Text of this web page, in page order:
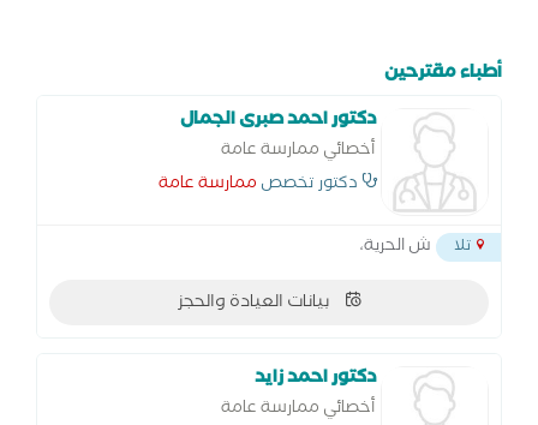
أطباء مقترحين
دكتور احمد صبرى الجمال
أخصائي ممارسة عامة
دكتور تخصص ممارسة عامة
تلا ش الحرية،
بيانات العيادة والحجز
دكتور احمد زايد
أخصائي ممارسة عامة